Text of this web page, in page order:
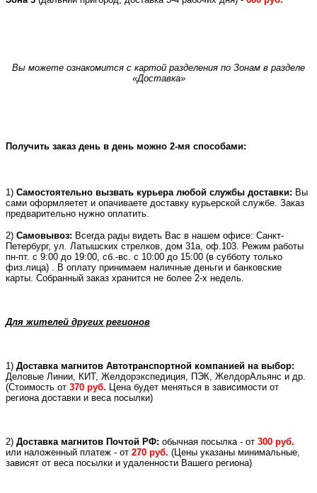
Вы можете ознакомится с картой разделения по Зонам в разделе
«Доставка»
Получить заказ день в день можно 2-мя способами:
1) Самостоятельно вызвать курьера любой службы доставки: Вы
сами оформляетет и опачиваете доставку курьерской службе. Заказ
предварительно нужно оплатить.
2) Самовывоз: Всегда рады видеть Вас в нашем офисе: Санкт-
Петербург, ул. Латышских стрелков, дом 31а, оф.103. Режим работы
пн-пт. с 9:00 до 19:00, сб.-вс. с 10:00 до 15:00 (в субботу только
физ.лица) . В оплату принимаем наличные деньги и банковские
карты. Собранный заказ хранится не более 2-х недель.
Для жителей других регионов
1) Доставка магнитов Автотранспортной компанией на выбор:
Деловые Линии, КИТ, Желдорэкспедиция, ПЭК, ЖелдорАльянс и др.
(Стоимость от 370 руб. Цена будет меняться в зависимости от
региона доставки и веса посылки)
2) Доставка магнитов Почтой РФ: обычная посылка - от 300 руб.
или наложенный платеж - от 270 руб. (Цены указаны минимальные,
зависят от веса посылки и удаленности Вашего региона)